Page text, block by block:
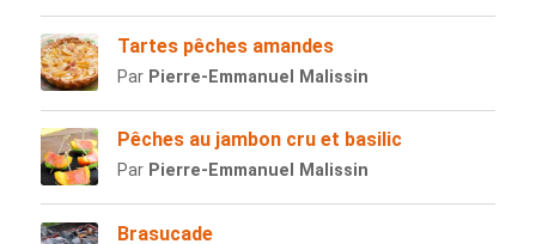
Tartes pêches amandes
Par Pierre-Emmanuel Malissin
Pêches au jambon cru et basilic
Par Pierre-Emmanuel Malissin
Brasucade